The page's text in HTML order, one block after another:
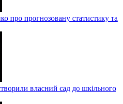
про прогнозовану статистику та
власний сад до шкільного